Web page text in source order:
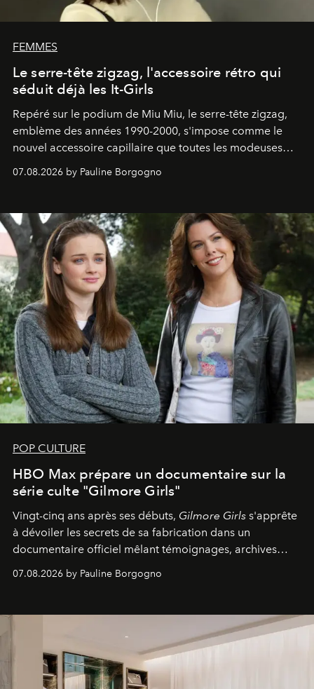
FEMMES
Le serre-tête zigzag, l'accessoire rétro qui
séduit déjà les It-Girls
Repéré sur le podium de Miu Miu, le serre-tête zigzag,
emblème des années 1990-2000, s'impose comme le
nouvel accessoire capillaire que toutes les modeuses
07.08.2026 by Pauline Borgogno
POP CULTURE
HBO Max prépare un documentaire sur la
série culte "Gilmore Girls"
Vingt-cinq ans après ses débuts, Gilmore Girls s'apprête
à dévoiler les secrets de sa fabrication dans un
documentaire officiel mêlant témoignages, archives
générationnel.
07.08.2026 by Pauline Borgogno